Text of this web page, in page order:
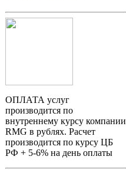
ОПЛАТА услуг
производится по
внутреннему курсу компании
RMG в рублях. Расчет
производится по курсу ЦБ
РФ + 5-6% на день оплаты